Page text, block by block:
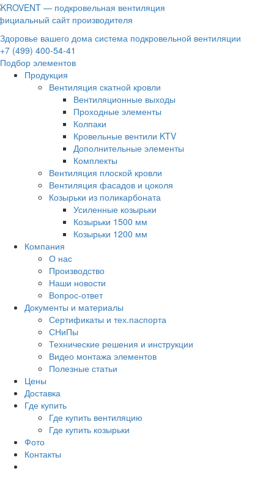
сайт производителя
Здоровье вашего дома система подкровельной вентиляции
+7 (499) 400-54-41
Подбор элементов
Продукция
Вентиляция скатной кровли
Вентиляционные выходы
Проходные элементы
Колпаки
Кровельные вентили KTV
Дополнительные элементы
Комплекты
Вентиляция плоской кровли
Вентиляция фасадов и цоколя
Козырьки из поликарбоната
Усиленные козырьки
Козырьки 1500 мм
Козырьки 1200 мм
Компания
О нас
Производство
Наши новости
Вопрос-ответ
Документы и материалы
Сертификаты и тех.паспорта
СНиПы
Технические решения и инструкции
Видео монтажа элементов
Полезные статьи
Цены
Доставка
Где купить
Где купить вентиляцию
Где купить козырьки
Фото
Контакты